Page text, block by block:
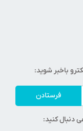
باخبر شوید:
فرستادن
کنید: